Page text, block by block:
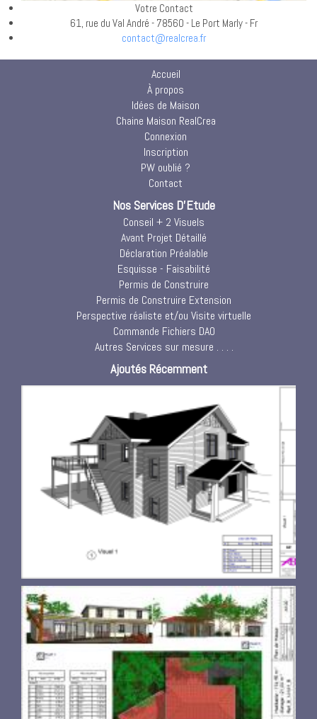
Votre Contact
61, rue du Val André - 78560 - Le Port Marly - Fr
contact@realcrea.fr
Accueil
À propos
Idées de Maison
Chaine Maison RealCrea
Connexion
Inscription
PW oublié ?
Contact
Nos Services D'Etude
Conseil + 2 Visuels
Avant Projet Détaillé
Déclaration Préalable
Esquisse - Faisabilité
Permis de Construire
Permis de Construire Extension
Perspective réaliste et/ou Visite virtuelle
Commande Fichiers DAO
Autres Services sur mesure . . . .
Ajoutés Récemment